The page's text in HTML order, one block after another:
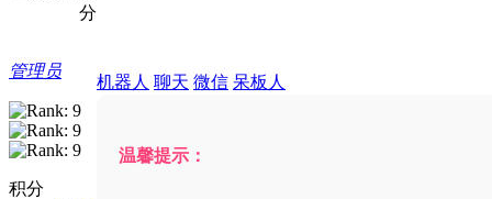
分
管理员
积分
机器人 聊天 微信 呆板人
温馨提示：